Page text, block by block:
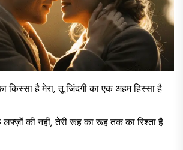
किस्सा है मेरा, तू जिंदगी का एक अहम हिस्सा है
लफ्ज़ों की नहीं, तेरी रूह का रूह तक का रिश्ता है